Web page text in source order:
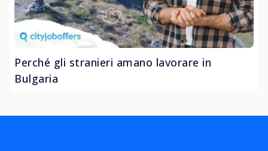
Perché gli stranieri amano lavorare in
Bulgaria